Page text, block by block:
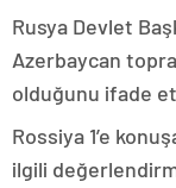
Rusya Devlet
Azerbaycan
olduğunu ifade
Rossiya 1’e
ilgili